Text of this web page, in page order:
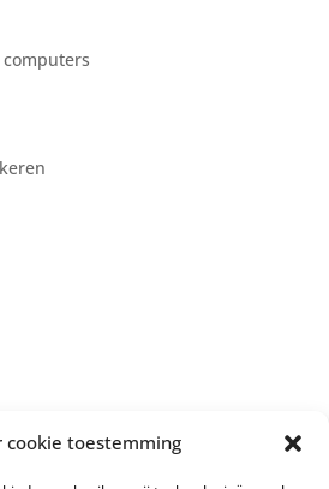
cookie toestemming